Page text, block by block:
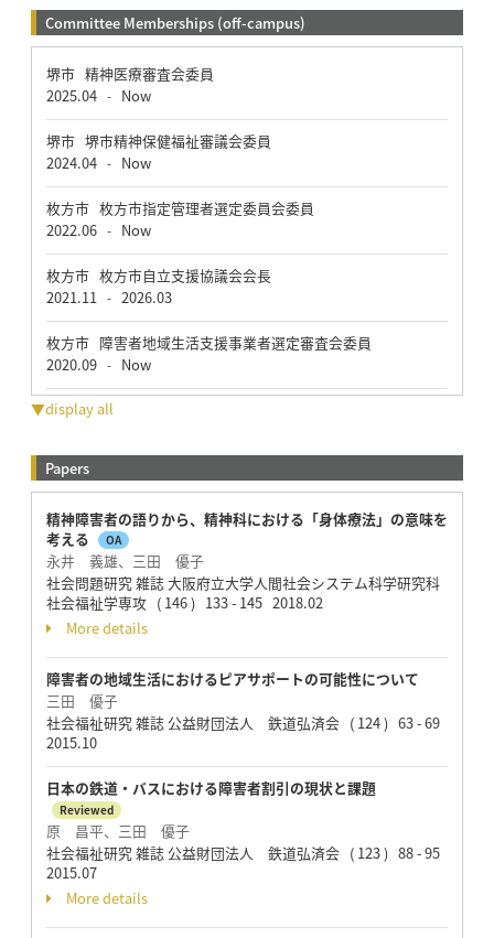
Committee Memberships (off-campus)
堺市 精神医療審査会委員
2025.04 - Now
堺市 堺市精神保健福祉審議会委員
2024.04 - Now
枚方市 枚方市指定管理者選定委員会委員
2022.06 - Now
枚方市 枚方市自立支援協議会会長
2021.11
- 2026.03
枚方市 障害者地域生活支援事業者選定審査会委員
2020.09 - Now
▼display all
Papers
精神障害者の語りから、精神科における「身体療法」の意味を
考える
OA
永井 義雄、三田 優子
社会問題研究 雑誌 大阪府立大学人間社会システム科学研究科
社会福祉学専攻 ( 146 ) 133 - 145 2018.02
More details
障害者の地域生活におけるピアサポートの可能性について
三田 優子
社会福祉研究 雑誌 公益財団法人 鉄道弘済会 ( 124 ) 63 - 69
2015.10
日本の鉄道・バスにおける障害者割引の現状と課題
Reviewed
原 昌平、三田 優子
社会福祉研究 雑誌 公益財団法人 鉄道弘済会 ( 123 ) 88 - 95
2015.07
More details